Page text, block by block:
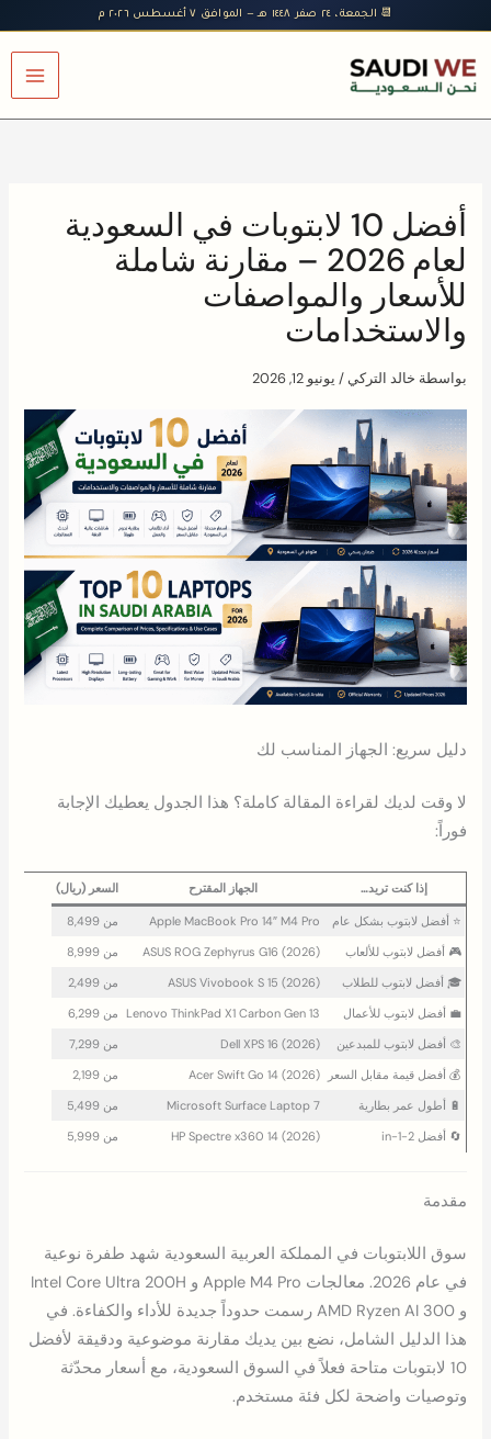
📆 الجمعة، ٢٤ صفر ١٤٤٨ هـ — الموافق ٧ أغسطس ٢٠٢٦ م
المحتوى
أفضل 10 لابتوبات في السعودية
لعام 2026 – مقارنة شاملة
للأسعار والمواصفات
والاستخدامات
بواسطة خالد التركي/ يونيو 12, 2026
دليل سريع: الجهاز المناسب لك
لا وقت لديك لقراءة المقالة كاملة؟ هذا الجدول يعطيك الإجابة
فوراً:
إذا كنت تريد… الجهاز المقترح السعر (ريال)
⭐ أفضل لابتوب بشكل عام Apple MacBook Pro 14″ M4 Pro
من 8,499
🎮 أفضل لابتوب للألعاب
ASUS ROG Zephyrus G16 (2026)
من 8,999
🎓 أفضل لابتوب للطلاب
ASUS Vivobook S 15 (2026)
من 2,499
💼 أفضل لابتوب للأعمال
Lenovo ThinkPad X1 Carbon Gen 13
من 6,299
🎨 أفضل لابتوب للمبدعين
Dell XPS 16 (2026)
من 7,299
💰 أفضل قيمة مقابل السعر
Acer Swift Go 14 (2026)
من 2,199
🔋 أطول عمر بطارية
Microsoft Surface Laptop 7
من 5,499
🔄 أفضل 2-in-1
HP Spectre x360 14 (2026) من 5,999
مقدمة
سوق اللابتوبات في المملكة العربية السعودية شهد طفرة نوعية
في عام 2026. معالجات Apple M4 Pro و Intel Core Ultra 200H
و AMD Ryzen AI 300 رسمت حدوداً جديدة للأداء والكفاءة. في
هذا الدليل الشامل، نضع بين يديك مقارنة موضوعية ودقيقة لأفضل
10 لابتوبات متاحة فعلاً في السوق السعودية، مع أسعار محدّثة
وتوصيات واضحة لكل فئة مستخدم.